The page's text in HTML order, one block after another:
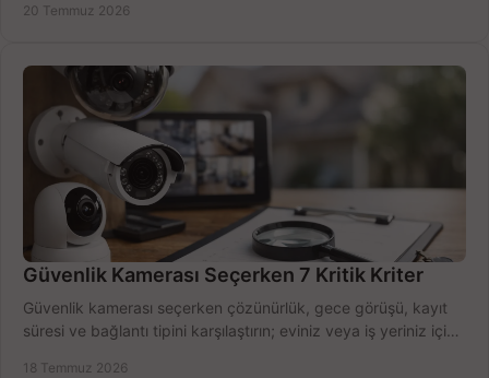
20 Temmuz 2026
Güvenlik Kamerası Seçerken 7 Kritik Kriter
Güvenlik kamerası seçerken çözünürlük, gece görüşü, kayıt
süresi ve bağlantı tipini karşılaştırın; eviniz veya iş yeriniz için
18 Temmuz 2026